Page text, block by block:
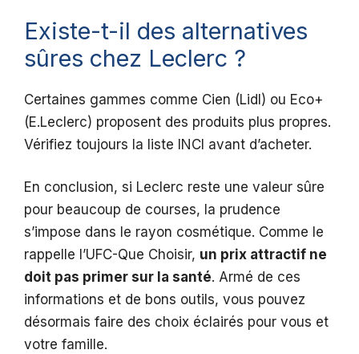
Existe-t-il des alternatives
sûres chez Leclerc ?
Certaines gammes comme Cien (Lidl) ou Eco+
(E.Leclerc) proposent des produits plus propres.
Vérifiez toujours la liste INCI avant d’acheter.
En conclusion, si Leclerc reste une valeur sûre
pour beaucoup de courses, la prudence
s’impose dans le rayon cosmétique. Comme le
rappelle l’UFC-Que Choisir, un prix attractif ne
doit pas primer sur la santé. Armé de ces
informations et de bons outils, vous pouvez
désormais faire des choix éclairés pour vous et
votre famille.